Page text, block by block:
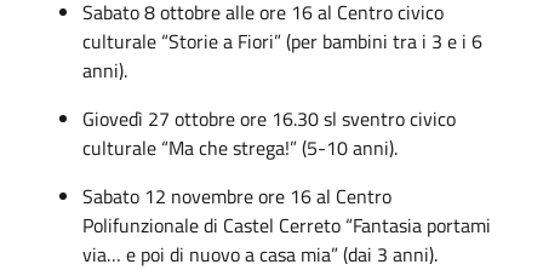
Sabato 8 ottobre alle ore 16 al Centro civico
culturale “Storie a Fiori” (per bambini tra i 3 e i 6
anni).
Giovedì 27 ottobre ore 16.30 sl sventro civico
culturale “Ma che strega!” (5-10 anni).
Sabato 12 novembre ore 16 al Centro
Polifunzionale di Castel Cerreto “Fantasia portami
via… e poi di nuovo a casa mia” (dai 3 anni).